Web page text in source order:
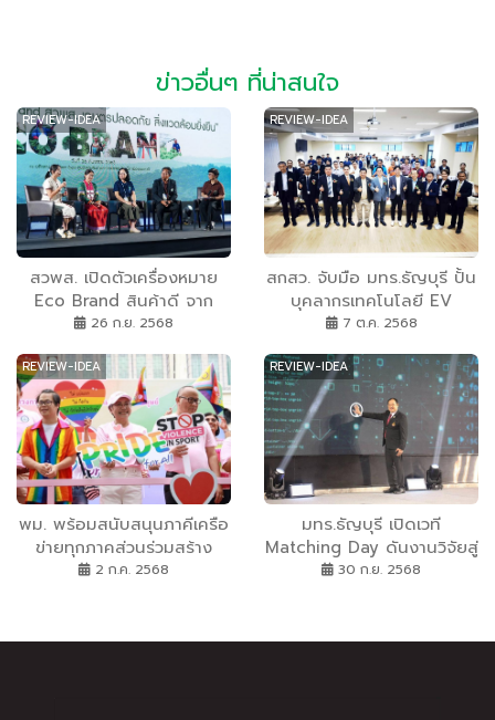
ข่าวอื่นๆ ที่น่าสนใจ
REVIEW-IDEA
สวพส. เปิดตัวเครื่องหมาย
Eco Brand สินค้าดี จาก
เกษตรกรดี สู่ผู้บริโภคที่รักสิ่ง
26 ก.ย. 2568
REVIEW-IDEA
สกสว. จับมือ มทร.ธัญบุรี ปั้น
บุคลากรเทคโนโลยี EV
Charger และ AI หนุน
ไทย เมื่อวันที่ 4 ตุลาคมที่ผ่าน
มา คณะวิศวกรรมศาสตร์
มหาวิทยาลัยเทคโนโลยีราช
มงคลธัญบุรี
7 ต.ค. 2568
REVIEW-IDEA
พม. พร้อมสนับสนุนภาคีเครือ
ข่ายทุกภาคส่วนร่วมสร้าง
สังคมแห่งความเท่าเทียม
ทุกคนเท่าเทียมกัน
2 ก.ค. 2568
REVIEW-IDEA
มทร.ธัญบุรี เปิดเวที
Matching Day ดันงานวิจัยสู่
ธุรกิจจริง สร้างพันธมิตร ‘นัก
30 ก.ย. 2568